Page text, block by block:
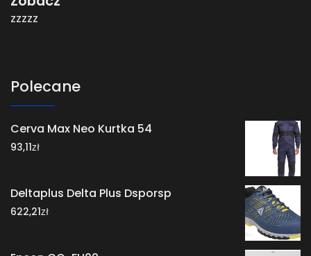
zzzzz
Polecane
Cerva Max Neo Kurtka 54
93,11zł
Deltaplus Delta Plus Dsporsp
622,21zł